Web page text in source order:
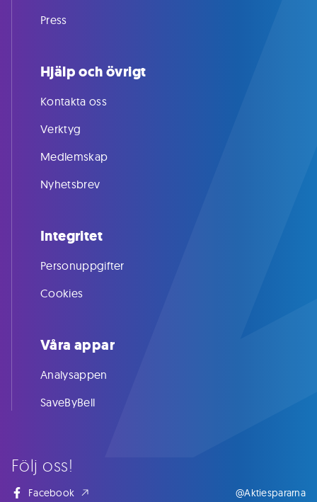
Följ oss!
Facebook @Aktiespararna
Press
Hjälp och övrigt
Kontakta oss
Verktyg
Medlemskap
Nyhetsbrev
Integritet
Personuppgifter
Cookies
Våra appar
Analysappen
SaveByBell